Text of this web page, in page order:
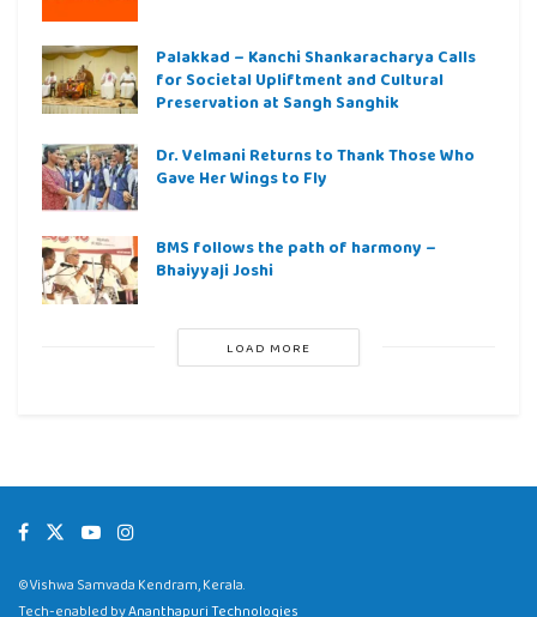
Palakkad – Kanchi Shankaracharya Calls
for Societal Upliftment and Cultural
Preservation at Sangh Sanghik
Dr. Velmani Returns to Thank Those Who
Gave Her Wings to Fly
BMS follows the path of harmony –
Bhaiyyaji Joshi
LOAD MORE
©Vishwa Samvada Kendram, Kerala.
Tech-enabled byAnanthapuri Technologies